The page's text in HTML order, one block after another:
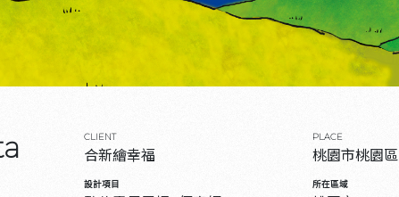
CLIENT
合新繪幸福
PLACE
桃園市桃園區
設計項目 所在區域